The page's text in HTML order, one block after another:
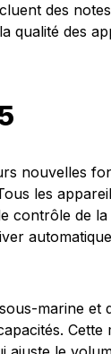
des
qualité des
nouvelles
les
contrôle de
marine et
Cette